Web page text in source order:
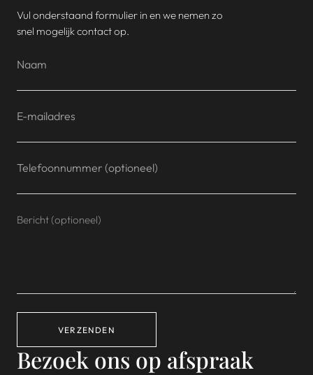
Vul onderstaand formulier in en we nemen zo
snel mogelijk contact op.
VERZENDEN
Bezoek ons op afspraak